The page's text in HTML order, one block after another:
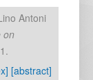
Antoni
on
.
[abstract]